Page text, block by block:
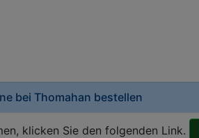
bei Thomahan bestellen
klicken Sie den folgenden Link.